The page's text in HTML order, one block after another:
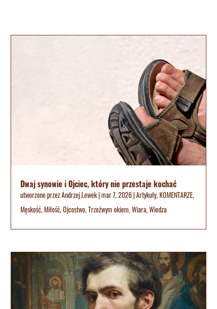
Dwaj synowie i Ojciec, który nie przestaje kochać
utworzone przezAndrzej Lewek|mar 7, 2026|Artykuły,KOMENTARZE,
Męskość,Miłość,Ojcostwo,Trzeźwym okiem,Wiara,Wiedza